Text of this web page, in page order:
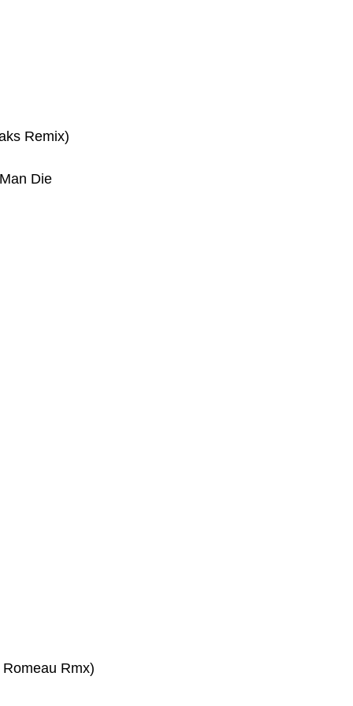
Remix)
Die
Rmx)